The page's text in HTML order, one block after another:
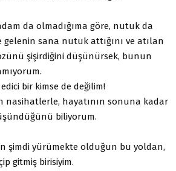
da olmadığıma göre, nutuk da
gelenin sana nutuk attığını ve atılan
şişirdiğini düşünürsek, bunun
bir kimse de değilim!
nasihatlerle, hayatının sonuna kadar
biliyorum.
şimdi yürümekte olduğun bu yoldan,
gitmiş birisiyim.